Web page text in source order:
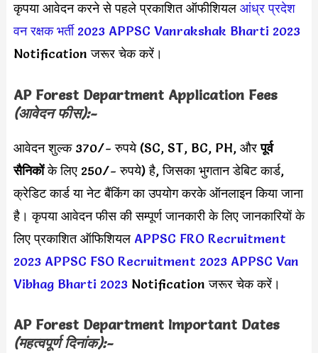
कृपया आवेदन करने से पहले प्रकाशित ऑफीशियल आंध्र प्रदेश
वन रक्षक भर्ती 2023 APPSC Vanrakshak Bharti 2023
Notification जरूर चेक करें।
AP Forest Department Application Fees
(आवेदन फीस):-
आवेदन शुल्क 370/- रुपये (SC, ST, BC, PH, औरपूर्व
सैनिकोंके लिए 250/- रुपये) है, जिसका भुगतान डेबिट कार्ड,
क्रेडिट कार्ड या नेट बैंकिंग का उपयोग करके ऑनलाइन किया जाना
है। कृपया आवेदन फीस की सम्पूर्ण जानकारी के लिए जानकारियों के
लिए प्रकाशित ऑफिशियल APPSC FRO Recruitment
2023 APPSC FSO Recruitment 2023APPSC Van
Vibhag Bharti 2023Notification जरूर चेक करें।
AP Forest Department Important Dates
(महत्वपूर्ण दिनांक):-